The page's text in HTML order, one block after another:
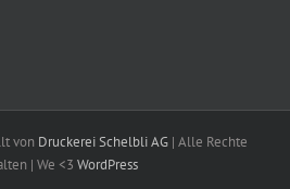
von Druckerei Schelbli AG| Alle Rechte
| We <3 WordPress